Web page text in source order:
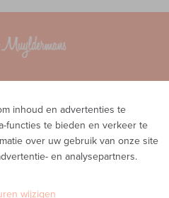
inhoud en advertenties te
functies te bieden en verkeer te
over uw gebruik van onze site
en analysepartners.
wijzigen
51A
Hoeilaart
mail